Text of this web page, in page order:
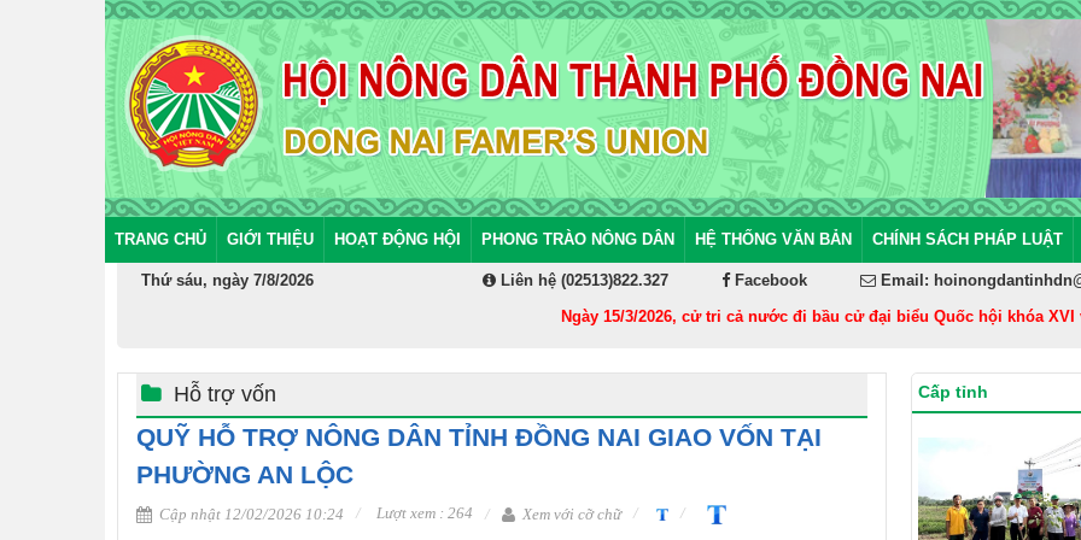
TRANG CHỦ GIỚI THIỆU HOẠT ĐỘNG HỘI PHONG TRÀO NÔNG DÂN HỆ THỐNG VĂN BẢN CHÍNH SÁCH PHÁP LUẬT
Thứ sáu, ngày 7/8/2026 Liên hệ (02513)822.327 Facebook
Email:
Ngày 15/3/2026, cử tri cả nước đi bầu cử đại biểu Quốc hội khóa XVI và
Hỗ trợ vốn
QUỸ HỖ TRỢ NÔNG DÂN TỈNH ĐỒNG NAI GIAO VỐN TẠI
PHƯỜNG AN LỘC
Cập nhật 12/02/2026 10:24 Lượt xem : 264 Xem với cỡ chữ
Cấp tỉnh